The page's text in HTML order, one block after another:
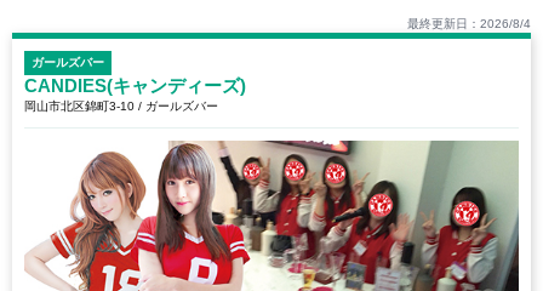
最終更新日：2026/8/4
ガールズバー
CANDIES(キャンディーズ)
岡山市北区錦町3-10 / ガールズバー